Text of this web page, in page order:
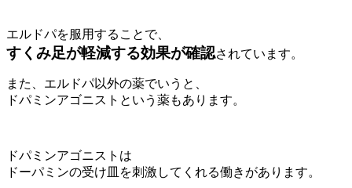
エルドパを服用することで、
すくみ足が軽減する効果が確認されています。
また、エルドパ以外の薬でいうと、
ドパミンアゴニストという薬もあります。
ドパミンアゴニストは
ドーパミンの受け皿を刺激してくれる働きがあります。